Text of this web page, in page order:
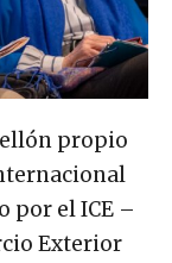
propio
por el ICE –
Exterior